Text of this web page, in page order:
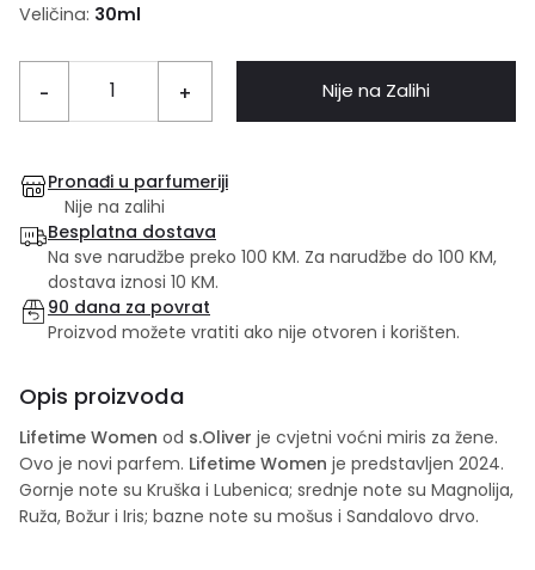
Veličina: 30ml
- + Nije na Zalihi
Pronađi u parfumeriji
Nije na zalihi
Besplatna dostava
Na sve narudžbe preko 100 KM. Za narudžbe do 100 KM,
dostava iznosi 10 KM.
90 dana za povrat
Proizvod možete vratiti ako nije otvoren i korišten.
Opis proizvoda
Lifetime Women od s.Oliver je cvjetni voćni miris za žene.
Ovo je novi parfem. Lifetime Women je predstavljen 2024.
Gornje note su Kruška i Lubenica; srednje note su Magnolija,
Ruža, Božur i Iris; bazne note su mošus i Sandalovo drvo.